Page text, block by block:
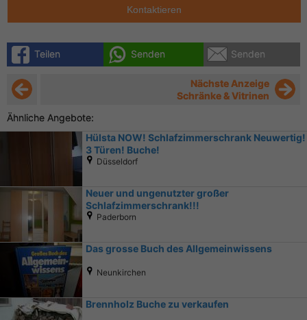
Kontaktieren
Teilen Senden Senden
Nächste Anzeige
Schränke & Vitrinen
Ähnliche Angebote:
Hülsta NOW! Schlafzimmerschrank Neuwertig!
3 Türen! Buche!
Düsseldorf
Neuer und ungenutzter großer
Schlafzimmerschrank!!!
Paderborn
Das grosse Buch des Allgemeinwissens
Neunkirchen
Brennholz Buche zu verkaufen